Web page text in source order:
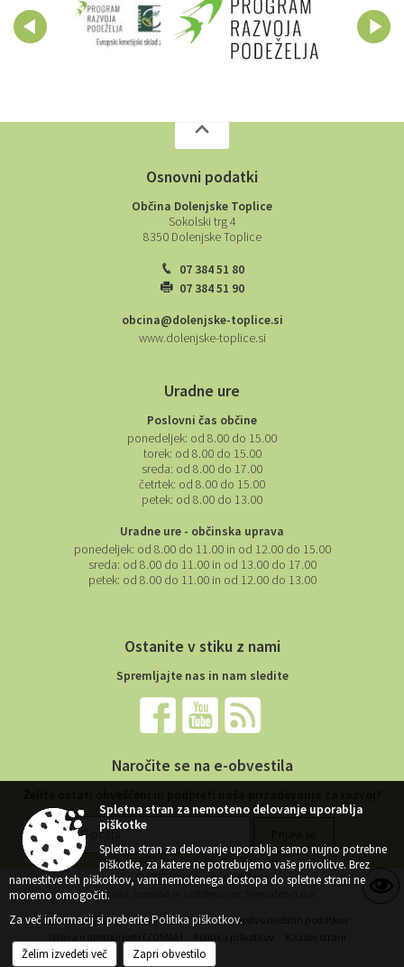
Osnovni podatki
Občina Dolenjske Toplice
Sokolski trg 4
8350 Dolenjske Toplice
07 384 51 80
07 384 51 90
obcina@dolenjske-toplice.si
www.dolenjske-toplice.si
Uradne ure
Poslovni čas občine
ponedeljek: od 8.00 do 15.00
torek: od 8.00 do 15.00
sreda: od 8.00 do 17.00
četrtek: od 8.00 do 15.00
petek: od 8.00 do 13.00
Uradne ure - občinska uprava
ponedeljek: od 8.00 do 11.00 in od 12.00 do 15.00
sreda: od 8.00 do 11.00 in od 13.00 do 17.00
petek: od 8.00 do 11.00 in od 12.00 do 13.00
Ostanite v stiku z nami
Spremljajte nas in nam sledite
Naročite se na e-obvestila
© 2026 Vse pravice pridržane
Zasnova, izvedba in vzdrževanje: Sigmateh d.o.o.
Splošni pogoji spletne strani
Center za varstvo osebnih podatkov
Spletna stran za nemoteno delovanje uporablja
piškotke
Spletna stran za delovanje uporablja samo nujno potrebne
piškotke, za katere ne potrebujemo vaše privolitve. Brez
namestitve teh piškotkov, vam nemotenega dostopa do spletne strani ne
moremo omogočiti.
Za več informacij si preberitePolitika piškotkov.
Želim izvedeti več Zapri obvestilo